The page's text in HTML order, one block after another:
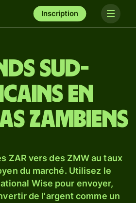
Inscription
sud-
en
zambiens
ZAR vers des ZMW au taux
du marché. Utilisez le
Wise pour envoyer,
de l'argent comme un